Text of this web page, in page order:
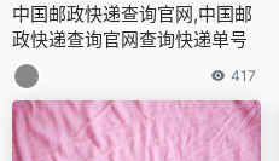
中国邮政快递查询官网,中国邮
政快递查询官网查询快递单号
417